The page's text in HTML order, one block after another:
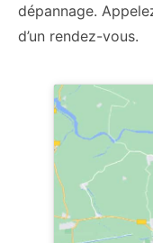
dépannage.
d’un rendez-vous.